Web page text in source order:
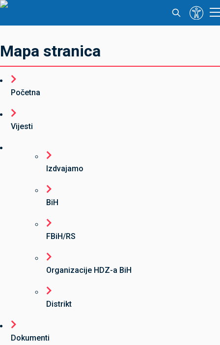
Mapa stranica
Početna
Vijesti
Izdvajamo
BiH
FBiH/RS
Organizacije HDZ-a BiH
Distrikt
Dokumenti